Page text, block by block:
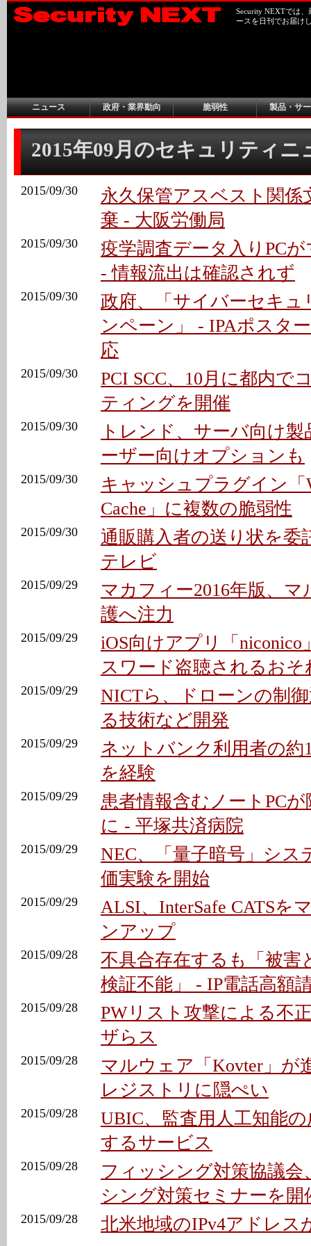
Security NEXTでは
ースを日刊でお届け
ニュース 政府・業界動向 脆弱性 製品・サ
2015年09月のセキュリティニ
2015/09/30
永久保管アスベスト関係
棄 - 大阪労働局
2015/09/30
疫学調査データ入りPC
- 情報流出は確認されず
2015/09/30
政府、「サイバーセキュ
ンペーン」 - IPAポスタ
応
2015/09/30
PCI SCC、10月に都内で
ティングを開催
2015/09/30
トレンド、サーバ向け製
ーザー向けオプションも
2015/09/30
キャッシュプラグイン「
Cache」に複数の脆弱性
2015/09/30
通販購入者の送り状を委
テレビ
2015/09/29
マカフィー2016年版、
護へ注力
2015/09/29
iOS向けアプリ「niconico
スワード盗聴されるおそ
2015/09/29
NICTら、ドローンの制
る技術など開発
2015/09/29
ネットバンク利用者の約
を経験
2015/09/29
患者情報含むノートPC
に - 平塚共済病院
2015/09/29
NEC、「量子暗号」シス
価実験を開始
2015/09/29
ALSI、InterSafe CATSを
ンアップ
2015/09/28
不具合存在するも「被害
検証不能」 - IP電話高額
2015/09/28
PWリスト攻撃による不
ザらス
2015/09/28
マルウェア「Kovter」が
レジストリに隠ぺい
2015/09/28
UBIC、監査用人工知能
するサービス
2015/09/28
フィッシング対策協議会
シング対策セミナーを開
2015/09/28 北米地域のIPv4アドレス